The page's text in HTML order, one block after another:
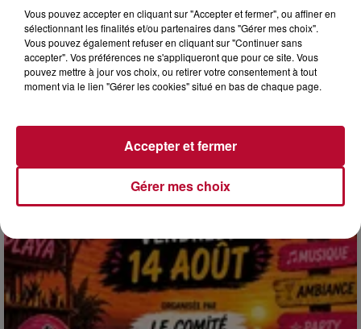
4 août 2026
HÉRAULT, PYRÉNÉES-ORIENTALES : TROIS
SPOTS DE SNORKELING À EXPLORER...
Pas besoin de bouteilles de plongée lourdes ni de diplômes
complexes pour observer la vie sous-marine. Cet été, un
Vous pouvez accepter en cliquant sur "Accepter et fermer", ou affiner en
sélectionnant les finalités et/ou partenaires dans "Gérer mes choix".
Vous pouvez également refuser en cliquant sur "Continuer sans
accepter". Vos préférences ne s'appliqueront que pour ce site. Vous
pouvez mettre à jour vos choix, ou retirer votre consentement à tout
moment via le lien "Gérer les cookies" situé en bas de chaque page.
Gérer mes choix
Accepter et fermer